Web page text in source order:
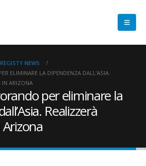
NEWS
ELIMINARE LA DIPENDENZA DALL’ASIA.
IN ARIZONA
per eliminare la
Realizzerà